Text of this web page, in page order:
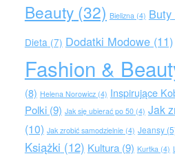
Beauty(32) Bielizna(4) Buty
Dieta(7) Dodatki Modowe(11)
Fashion &
(8) Helena Norowicz(4) Inspirujące
Polki(9) Jak się ubierać po 50(4) Jak
(10) Jak zrobić samodzielnie(4) Jeansy
Książki (12) Kultura(9) Kurtka(4)